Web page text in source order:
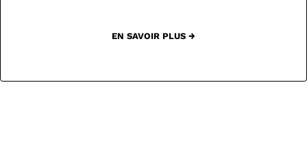
EN SAVOIR PLUS →